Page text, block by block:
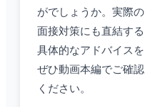
がでしょうか。実際の
面接対策にも直結する
具体的なアドバイスを
ぜひ動画本編でご確認
ください。